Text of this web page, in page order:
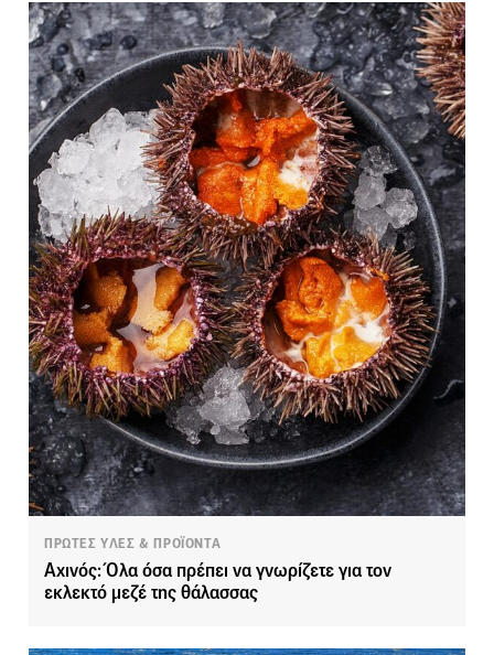
ΠΡΩΤΕΣ ΥΛΕΣ & ΠΡΟΪΟΝΤΑ
Αχινός: Όλα όσα πρέπει να γνωρίζετε για τον
εκλεκτό μεζέ της θάλασσας